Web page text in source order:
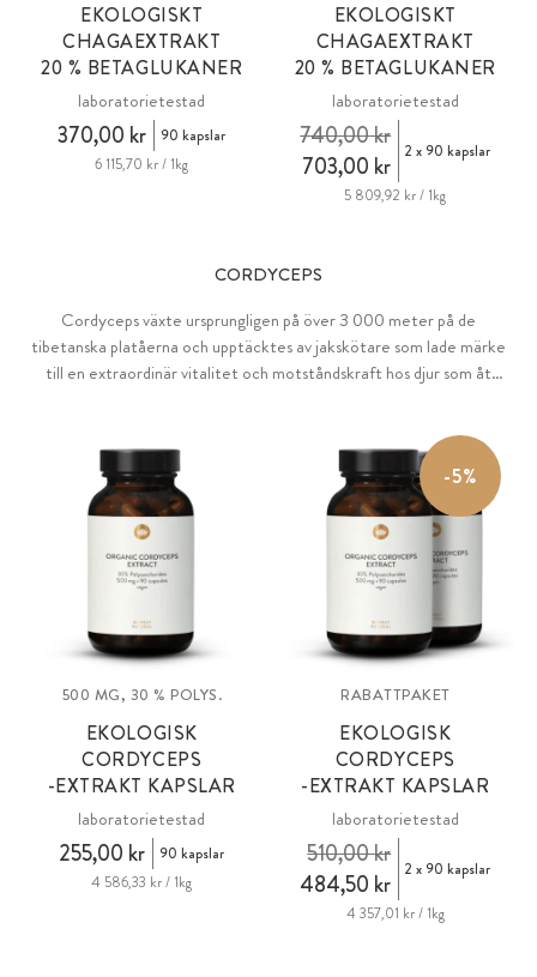
EKOLOGISKT
CHAGAEXTRAKT
20 % BETAGLUKANER
laboratorietestad
370,00 kr
90 kapslar
6 115,70 kr / 1kg
EKOLOGISKT
CHAGAEXTRAKT
20 % BETAGLUKANER
laboratorietestad
703,00 kr
740,00 kr 2 x 90 kapslar
5 809,92 kr / 1kg
CORDYCEPS
Cordyceps växte ursprungligen på över 3 000 meter på de
tibetanska platåerna och upptäcktes av jakskötare som lade märke
till en extraordinär vitalitet och motståndskraft hos djur som åt
500 MG, 30 % POLYS.
EKOLOGISK
CORDYCEPS
-EXTRAKT KAPSLAR
laboratorietestad
255,00 kr
90 kapslar
4 586,33 kr / 1kg
-5%
RABATTPAKET
EKOLOGISK
CORDYCEPS
-EXTRAKT KAPSLAR
laboratorietestad
484,50 kr
510,00 kr 2 x 90 kapslar
4 357,01 kr / 1kg